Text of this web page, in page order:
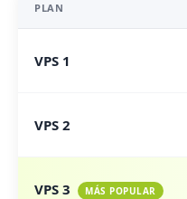
PLAN
VPS 1
VPS 2
VPS 3 MÁS POPULAR